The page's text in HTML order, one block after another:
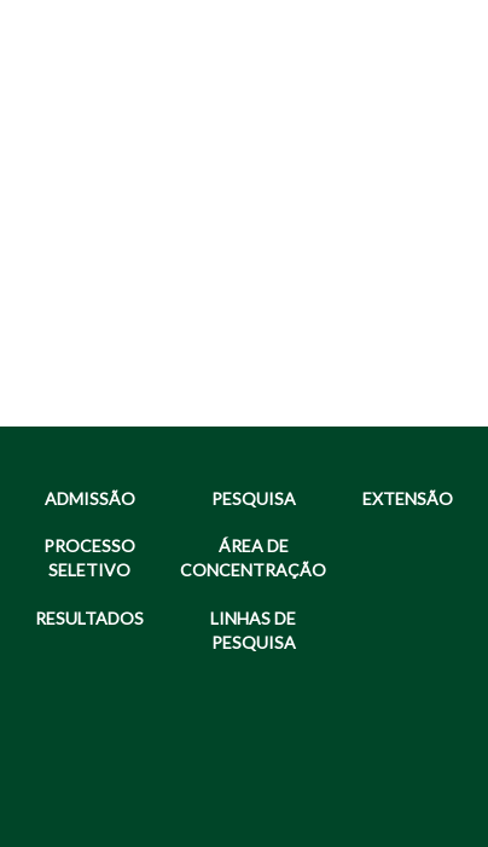
ADMISSÃO
PROCESSO
SELETIVO
RESULTADOS
PESQUISA
ÁREA DE
CONCENTRAÇÃO
LINHAS DE
PESQUISA
EXTENSÃO